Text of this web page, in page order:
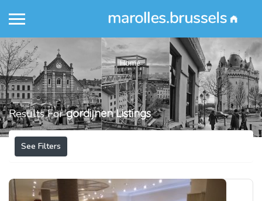
Home
Results Forgordijnen Listings
See Filters